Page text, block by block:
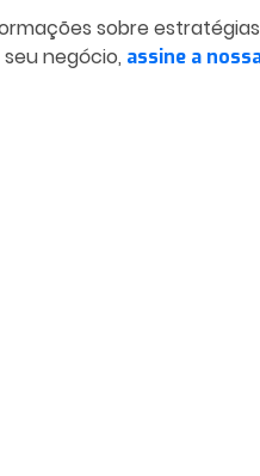
sobre
negócio, assine a